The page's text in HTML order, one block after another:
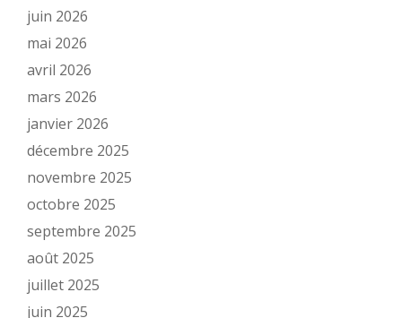
juin 2026
mai 2026
avril 2026
mars 2026
janvier 2026
décembre 2025
novembre 2025
octobre 2025
septembre 2025
août 2025
juillet 2025
juin 2025